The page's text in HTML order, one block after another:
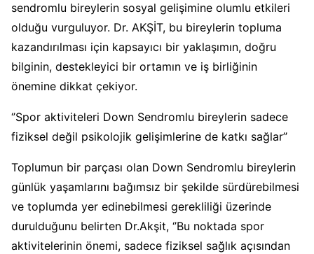
sendromlu bireylerin sosyal gelişimine olumlu etkileri
olduğu vurguluyor. Dr. AKŞİT, bu bireylerin topluma
kazandırılması için kapsayıcı bir yaklaşımın, doğru
bilginin, destekleyici bir ortamın ve iş birliğinin
önemine dikkat çekiyor.
‘’Spor aktiviteleri Down Sendromlu bireylerin sadece
fiziksel değil psikolojik gelişimlerine de katkı sağlar’’
Toplumun bir parçası olan Down Sendromlu bireylerin
günlük yaşamlarını bağımsız bir şekilde sürdürebilmesi
ve toplumda yer edinebilmesi gerekliliği üzerinde
durulduğunu belirten Dr.Akşit, ‘’Bu noktada spor
aktivitelerinin önemi, sadece fiziksel sağlık açısından